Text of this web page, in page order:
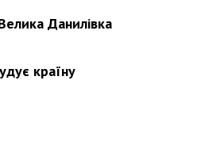
Данилівка
країну